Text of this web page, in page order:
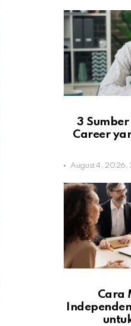
3
Career
August 4, 2026,
Cara